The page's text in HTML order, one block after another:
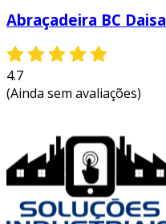
Abraçadeira BC Daisa
4.7
(Ainda sem avaliações)